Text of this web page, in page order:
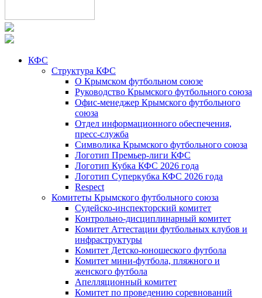
КФС
Структура КФС
О Крымском футбольном союзе
Руководство Крымского футбольного союза
Офис-менеджер Крымского футбольного
союза
Отдел информационного обеспечения,
пресс-служба
Символика Крымского футбольного союза
Логотип Премьер-лиги КФС
Логотип Кубка КФС 2026 года
Логотип Суперкубка КФС 2026 года
Respect
Комитеты Крымского футбольного союза
Судейско-инспекторский комитет
Контрольно-дисциплинарный комитет
Комитет Аттестации футбольных клубов и
инфраструктуры
Комитет Детско-юношеского футбола
Комитет мини-футбола, пляжного и
женского футбола
Апелляционный комитет
Комитет по проведению соревнований